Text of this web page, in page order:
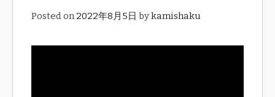
Posted on2022年8月5日 bykamishaku